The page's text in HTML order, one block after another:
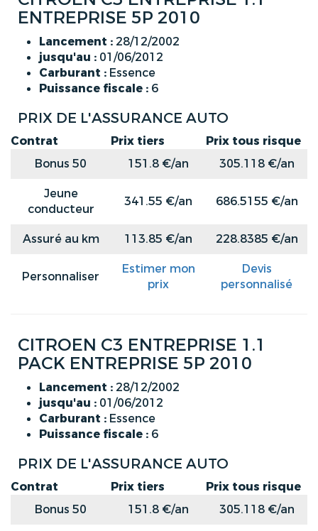
ENTREPRISE 5P 2010
Lancement : 28/12/2002
jusqu'au : 01/06/2012
Carburant : Essence
Puissance fiscale : 6
PRIX DE L'ASSURANCE AUTO
Contrat Prix tiers
Prix tous risque
Bonus 50
151.8 €/an
305.118 €/an
Jeune
conducteur
341.55 €/an 686.5155 €/an
Assuré au km 113.85 €/an 228.8385 €/an
Personnaliser
Estimer mon
prix
Devis
personnalisé
CITROEN C3 ENTREPRISE 1.1
PACK ENTREPRISE 5P 2010
Lancement : 28/12/2002
jusqu'au : 01/06/2012
Carburant : Essence
Puissance fiscale : 6
PRIX DE L'ASSURANCE AUTO
Contrat Prix tiers
Prix tous risque
Bonus 50
151.8 €/an
305.118 €/an